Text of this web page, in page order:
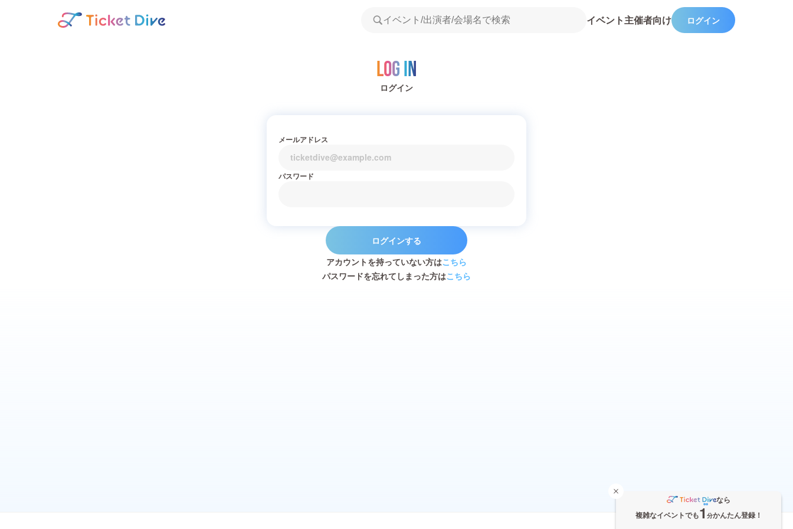
イベント主催者向け ログイン
Log in
ログイン
メールアドレス
パスワード
ログインする
アカウントを持っていない方はこちら
パスワードを忘れてしまった方はこちら
なら
複雑なイベントでも1 分かんたん登録！